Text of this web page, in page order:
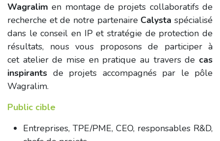
Wagralimen montage de projets collaboratifs de
recherche et de notre partenaire Calystaspécialisé
dans le conseil en IP et stratégie de protection de
résultats, nous vous proposons de participer à
cet atelier de mise en pratique au travers de cas
inspirants de projets accompagnés par le pôle
Wagralim.
Public cible
Entreprises, TPE/PME, CEO, responsables R&D,